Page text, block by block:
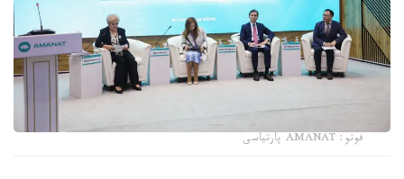
فوتو: AMANAT پارتياسى